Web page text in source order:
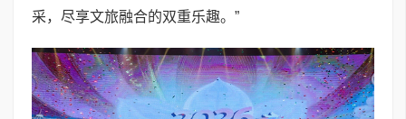
采，尽享文旅融合的双重乐趣。”